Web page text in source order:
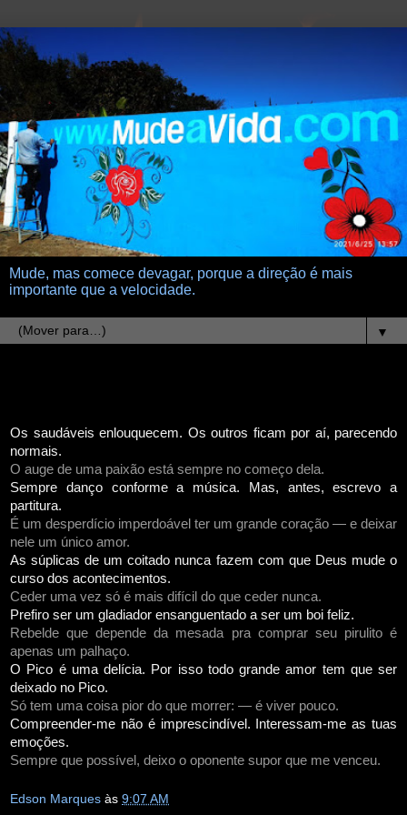
Mude, mas comece devagar, porque a direção é mais
importante que a velocidade.
▼
Os saudáveis enlouquecem. Os outros ficam por aí, parecendo
normais.
O auge de uma paixão está sempre no começo dela.
Sempre danço conforme a música. Mas, antes, escrevo a
partitura.
É um desperdício imperdoável ter um grande coração — e deixar
nele um único amor.
As súplicas de um coitado nunca fazem com que Deus mude o
curso dos acontecimentos.
Ceder uma vez só é mais difícil do que ceder nunca.
Prefiro ser um gladiador ensanguentado a ser um boi feliz.
Rebelde que depende da mesada pra comprar seu pirulito é
apenas um palhaço.
O Pico é uma delícia. Por isso todo grande amor tem que ser
deixado no Pico.
Só tem uma coisa pior do que morrer: — é viver pouco.
Compreender-me não é imprescindível. Interessam-me as tuas
emoções.
Sempre que possível, deixo o oponente supor que me venceu.
Edson Marques às 9:07 AM